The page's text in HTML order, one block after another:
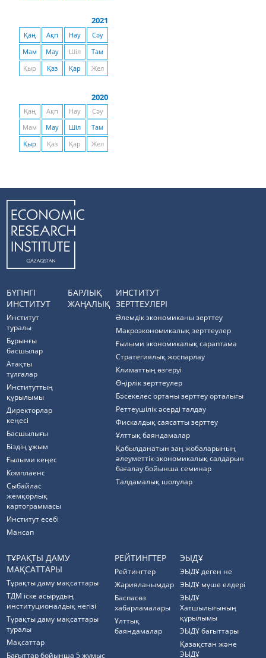
2021
Қаң Ақп Нау
Сәу
Мам
Мау Шіл
Там
Қыр
Қаз Қар Жел
2020
Қаң Ақп Нау
Сәу
Мам
Мау Шіл
Там
Қыр
Қаз Қар Жел
БҮГІНГІ
ИНСТИТУТ
Институт
туралы
Бұрынғы
басшылар
Атақты
тұлғалар
Институттың
құрылымы
Директорлар
кеңесі
Басшылығы
Біздің ұжым
Ғылыми кеңес
Комплаенс
Cыбайлас
жемқорлық
картограммасы
Институт есебі
Мансап
БАРЛЫҚ
ЖАҢАЛЫҚ
ИНСТИТУТ
ЗЕРТТЕУЛЕРІ
Әлемдік экономиканы зерттеу
Макроэкономикалық зерттеулер
Ғылыми экономикалық сараптама
Стратегиялық жоспарлау
Климаттың өзгеруі
Өңірлік зерттеулер
Бәсекелес ортаны зерттеу орталығы
Реттеушілік әсерді талдау
Фискалдық саясатты зерттеу
Ұлттық баяндамалар
Қабылданатын заң жобаларының
әлеуметтік-экономикалық салдарын
бағалау бойынша семинар
Талдамалық шолулар
ТҰРАҚТЫ ДАМУ
МАҚСАТТАРЫ
Тұрақты даму мақсаттары
ТДМ іске асырудың
институционалдық негізі
Тұрақты даму мақсаттары
туралы
Мақсаттар
Бағыттар бойынша 5 жұмыс
РЕЙТИНГТЕР
Рейтингтер
Жарияланымдар
Баспасөз
хабарламалары
Ұлттық
баяндамалар
ЭЫДҰ
ЭЫДҰ деген не
ЭЫДҰ мүше елдері
ЭЫДҰ
Хатшылығының
құрылымы
ЭЫДҰ бағыттары
Қазақстан және
ЭЫДҰ